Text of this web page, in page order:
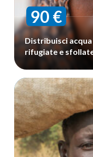
90 €
Distribuisci
rifugiate e